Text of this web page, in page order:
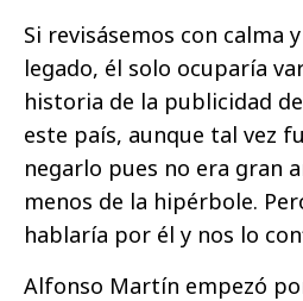
Si revisásemos con calma
legado, él solo ocuparía
historia de la publicidad
este país, aunque tal vez
negarlo pues no era gran
menos de la hipérbole.
hablaría por él y nos lo
Alfonso Martín empezó